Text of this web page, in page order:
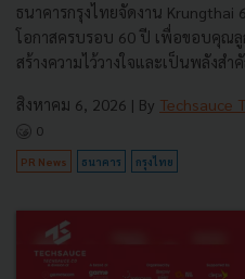
ธนาคารกรุงไทยจัดงาน Krungthai
โอกาสครบรอบ 60 ปี เพื่อขอบคุณ
สร้างความไว้วางใจและเป็นพลังส
สิงหาคม 6, 2026 | By Techsauce
0
PR News ธนาคาร กรุงไทย